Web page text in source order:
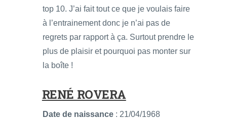
top 10. J’ai fait tout ce que je voulais faire
à l’entrainement donc je n’ai pas de
regrets par rapport à ça. Surtout prendre le
plus de plaisir et pourquoi pas monter sur
la boîte !
RENÉ ROVERA
Date de naissance : 21/04/1968